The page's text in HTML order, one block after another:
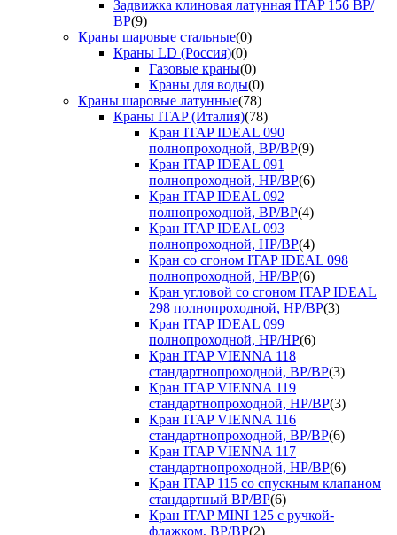
Задвижка клиновая латунная ITAP 156 ВР/
ВР(9)
Краны шаровые стальные(0)
Краны LD (Россия)(0)
Газовые краны(0)
Краны для воды(0)
Краны шаровые латунные(78)
Краны ITAP (Италия)(78)
Кран ITAP IDEAL 090
полнопроходной, ВР/ВР(9)
Кран ITAP IDEAL 091
полнопроходной, НР/ВР(6)
Кран ITAP IDEAL 092
полнопроходной, ВР/ВР(4)
Кран ITAP IDEAL 093
полнопроходной, НР/ВР(4)
Кран со сгоном ITAP IDEAL 098
полнопроходной, НР/ВР(6)
Кран угловой со сгоном ITAP IDEAL
298 полнопроходной, НР/ВР(3)
Кран ITAP IDEAL 099
полнопроходной, НР/НР(6)
Кран ITAP VIENNA 118
стандартнопроходной, ВР/ВР(3)
Кран ITAP VIENNA 119
стандартнопроходной, НР/ВР(3)
Кран ITAP VIENNA 116
стандартнопроходной, ВР/ВР(6)
Кран ITAP VIENNA 117
стандартнопроходной, НР/ВР(6)
Кран ITAP 115 со спускным клапаном
стандартный ВР/ВР(6)
Кран ITAP MINI 125 с ручкой-
флажком, ВР/ВР(2)